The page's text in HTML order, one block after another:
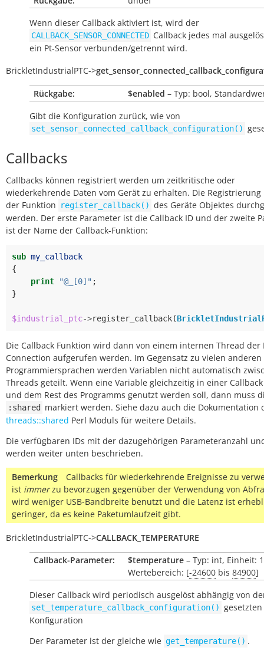
Wenn dieser Callback aktiviert ist, wird der
CALLBACK_SENSOR_CONNECTED Callback jedes mal
ein Pt-Sensor verbunden/getrennt wird.
BrickletIndustrialPTC->
Rückgabe: $enabled – Typ: bool,
Gibt die Konfiguration zurück, wie von
set_sensor_connected_callback_configuration()
Callbacks
Callbacks können registriert werden um zeitkritische oder
wiederkehrende Daten vom Gerät zu erhalten. Die
der Funktion
register_callback() des Geräte Objektes
werden. Der erste Parameter ist die Callback ID und der zweite
ist der Name der Callback-Funktion:
sub my_callback
{
print
"@_[0]" ;
}
$industrial_ptc->register_callback(
Die Callback Funktion wird dann von einem internen Thread der
Connection aufgerufen werden. Im Gegensatz zu vielen anderen
Programmiersprachen werden Variablen nicht automatisch
Threads geteilt. Wenn eine Variable gleichzeitig in einer
und dem Rest des Programms genutzt werden soll, dann muss
:shared
markiert werden. Siehe dazu auch die Dokumentation
threads::shared Perl Moduls für weitere Details.
Die verfügbaren IDs mit der dazugehörigen Parameteranzahl
werden weiter unten beschrieben.
Bemerkung
Callbacks für wiederkehrende Ereignisse zu
ist immerzu bevorzugen gegenüber der Verwendung von
wird weniger USB-Bandbreite benutzt und die Latenz ist
geringer, da es keine Paketumlaufzeit gibt.
BrickletIndustrialPTC->CALLBACK_TEMPERATURE
Callback-Parameter:
$temperature – Typ: int, Einheit:
Wertebereich: [-24600 bis 84900]
Dieser Callback wird periodisch ausgelöst abhängig von
set_temperature_callback_configuration() gesetzten
Konfiguration
Der Parameter ist der gleiche wie get_temperature() .